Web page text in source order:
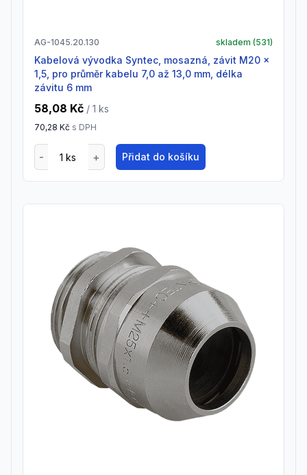
AG-1045.20.130 skladem (531)
Kabelová vývodka Syntec, mosazná, závit M20 x
1,5, pro průměr kabelu 7,0 až 13,0 mm, délka
závitu 6 mm
58,08 Kč / 1 ks
70,28 Kč s DPH
Přidat do košíku